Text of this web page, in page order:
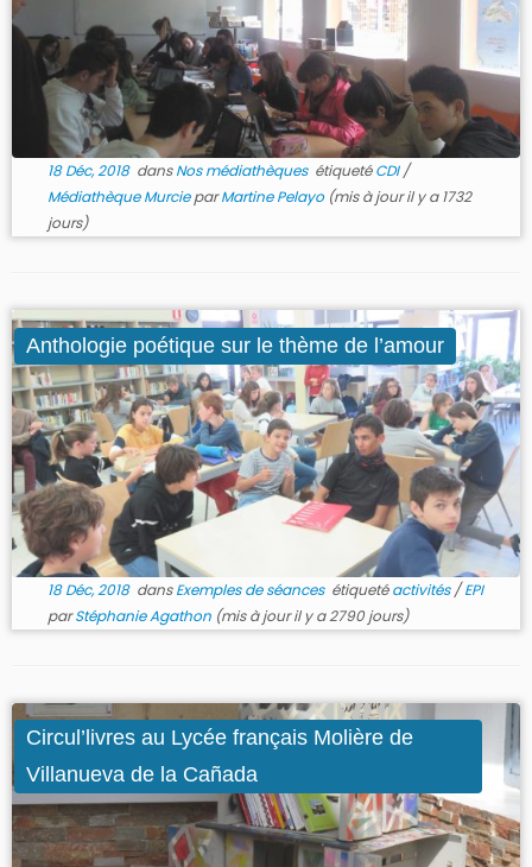
18 Déc, 2018dansNos médiathèques étiquetéCDI/
Médiathèque MurcieparMartine Pelayo(mis à jour il y a 1732
jours)
Anthologie poétique sur le thème de l’amour
18 Déc, 2018dansExemples de séances étiquetéactivités/EPI
parStéphanie Agathon(mis à jour il y a 2790 jours)
Circul’livres au Lycée français Molière de
Villanueva de la Cañada